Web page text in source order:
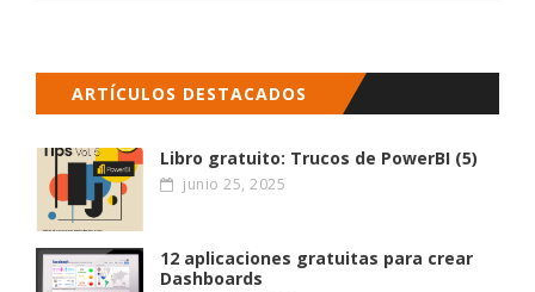
ARTÍCULOS DESTACADOS
Libro gratuito: Trucos de PowerBI (5)
junio 25, 2025
12 aplicaciones gratuitas para crear
Dashboards